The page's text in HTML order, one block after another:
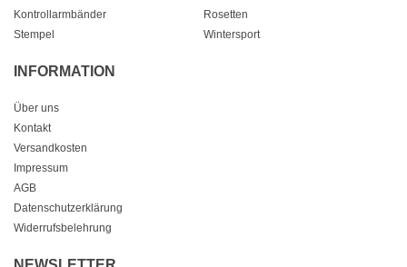
Kontrollarmbänder
Rosetten
Stempel
Wintersport
INFORMATION
Über uns
Kontakt
Versandkosten
Impressum
AGB
Datenschutzerklärung
Widerrufsbelehrung